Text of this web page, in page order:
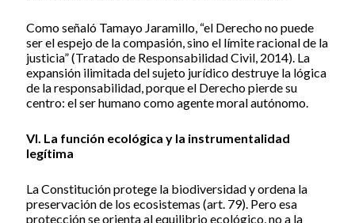
Como señaló Tamayo Jaramillo, “el Derecho no puede
ser el espejo de la compasión, sino el límite racional de la
justicia” (Tratado de Responsabilidad Civil, 2014). La
expansión ilimitada del sujeto jurídico destruye la lógica
de la responsabilidad, porque el Derecho pierde su
centro: el ser humano como agente moral autónomo.
VI. La función ecológica y la instrumentalidad
legítima
La Constitución protege la biodiversidad y ordena la
preservación de los ecosistemas (art. 79). Pero esa
protección se orienta al equilibrio ecológico, no a la